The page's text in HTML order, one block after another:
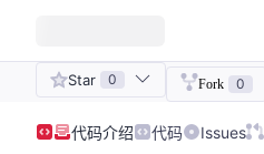
Star 0 Fork 0
代码介绍 代码 Issues